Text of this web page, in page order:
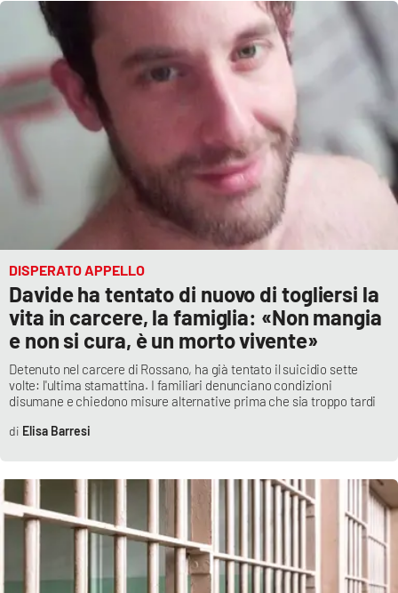
DISPERATO APPELLO
Davide ha tentato di nuovo di togliersi la
vita in carcere, la famiglia: «Non mangia
e non si cura, è un morto vivente»
Detenuto nel carcere di Rossano, ha già tentato il suicidio sette
volte: l'ultima stamattina. I familiari denunciano condizioni
disumane e chiedono misure alternative prima che sia troppo tardi
Elisa Barresi